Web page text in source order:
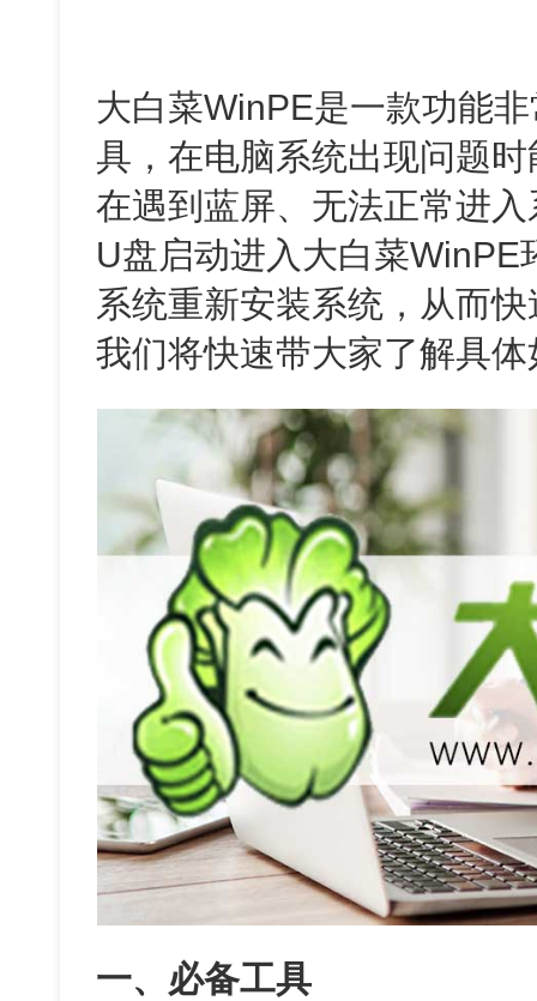
大白菜WinPE是一款功能
具，在电脑系统出现问题
在遇到蓝屏、无法正常进
U盘启动进入大白菜
系统重新安装系统，从而
我们将快速带大家了解具
一、必备工具